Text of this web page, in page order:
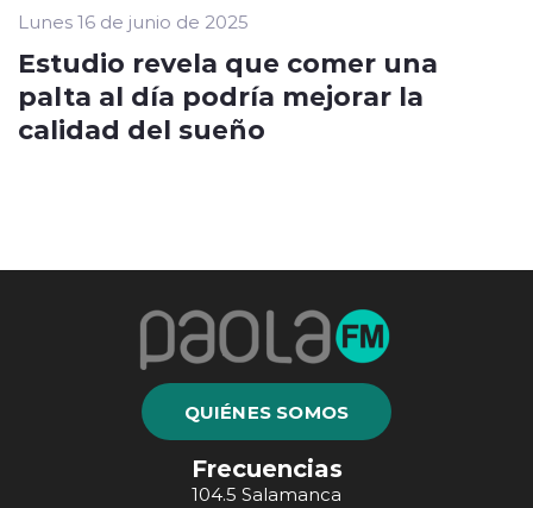
Lunes 16 de junio de 2025
Estudio revela que comer una
palta al día podría mejorar la
calidad del sueño
QUIÉNES SOMOS
Frecuencias
104.5 Salamanca